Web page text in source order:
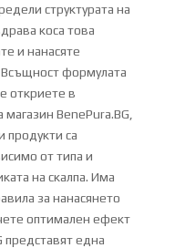
структурата на
коса това
и нанасяте
формулата
откриете в
BenePura.BG,
продукти са
от типа и
на скалпа. Има
за нанасянето
оптимален ефект
представят една